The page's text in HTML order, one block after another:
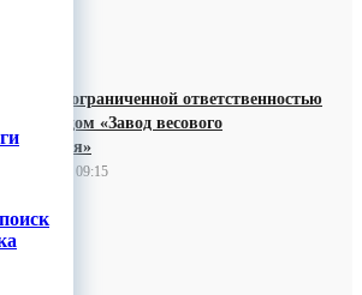
с ограниченной ответственностью
дом «Завод весового
2022 09:15